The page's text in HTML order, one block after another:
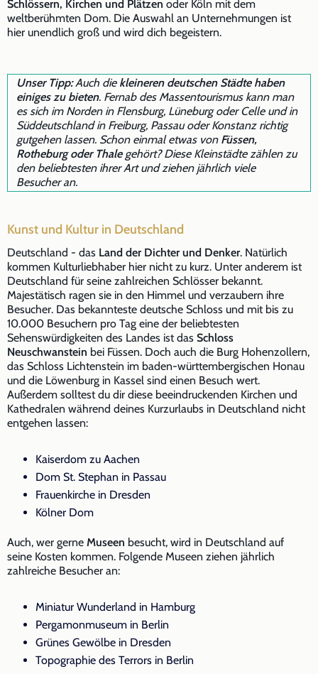
Schlössern, Kirchen und Plätzen oder Köln mit dem
weltberühmten Dom. Die Auswahl an Unternehmungen ist
hier unendlich groß und wird dich begeistern.
Unser Tipp:Auch die kleineren deutschen Städte haben
einiges zu bieten. Fernab des Massentourismus kann man
es sich im Norden in Flensburg, Lüneburg oder Celle und in
Süddeutschland in Freiburg, Passau oder Konstanz richtig
gutgehen lassen. Schon einmal etwas von Füssen,
Rotheburg oder Thalegehört? Diese Kleinstädte zählen zu
den beliebtesten ihrer Art und ziehen jährlich viele
Besucher an.
Kunst und Kultur in Deutschland
Deutschland - das Land der Dichter und Denker. Natürlich
kommen Kulturliebhaber hier nicht zu kurz. Unter anderem ist
Deutschland für seine zahlreichen Schlösser bekannt.
Majestätisch ragen sie in den Himmel und verzaubern ihre
Besucher. Das bekannteste deutsche Schloss und mit bis zu
10.000 Besuchern pro Tag eine der beliebtesten
Sehenswürdigkeiten des Landes ist das Schloss
Neuschwanstein bei Füssen. Doch auch die Burg Hohenzollern,
das Schloss Lichtenstein im baden-württembergischen Honau
und die Löwenburg in Kassel sind einen Besuch wert.
Außerdem solltest du dir diese beeindruckenden Kirchen und
Kathedralen während deines Kurzurlaubs in Deutschland nicht
entgehen lassen:
Kaiserdom zu Aachen
Dom St. Stephan in Passau
Frauenkirche in Dresden
Kölner Dom
Auch, wer gerne Museen besucht, wird in Deutschland auf
seine Kosten kommen. Folgende Museen ziehen jährlich
zahlreiche Besucher an:
Miniatur Wunderland in Hamburg
Pergamonmuseum in Berlin
Grünes Gewölbe in Dresden
Topographie des Terrors in Berlin